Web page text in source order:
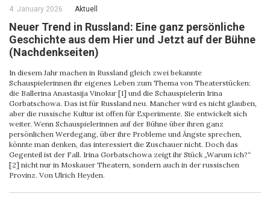
4. January 2026 Aktuell
Neuer Trend in Russland: Eine ganz persönliche
Geschichte aus dem Hier und Jetzt auf der Bühne
(Nachdenkseiten)
In diesem Jahr machen in Russland gleich zwei bekannte
Schauspielerinnen ihr eigenes Leben zum Thema von Theaterstücken:
die Ballerina Anastasija Vinokur [1] und die Schauspielerin Irina
Gorbatschowa. Das ist für Russland neu. Mancher wird es nicht glauben,
aber die russische Kultur ist offen für Experimente. Sie entwickelt sich
weiter. Wenn Schauspielerinnen auf der Bühne über ihren ganz
persönlichen Werdegang, über ihre Probleme und Ängste sprechen,
könnte man denken, das interessiert die Zuschauer nicht. Doch das
Gegenteil ist der Fall. Irina Gorbatschowa zeigt ihr Stück „Warum ich?“
[2] nicht nur in Moskauer Theatern, sondern auch in der russischen
Provinz. Von Ulrich Heyden.